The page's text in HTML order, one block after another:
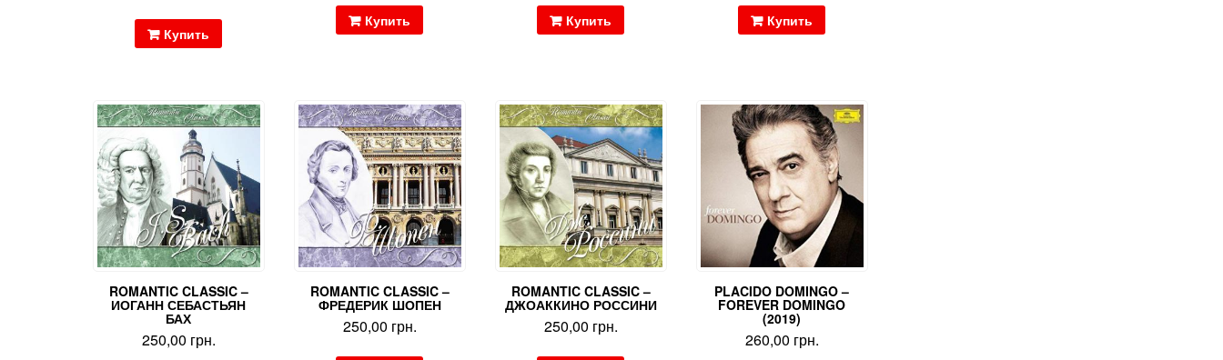
Купить
Купить Купить Купить
ROMANTIC CLASSIC –
ИОГАНН СЕБАСТЬЯН
БАХ
250,00 грн.
ROMANTIC CLASSIC –
ФРЕДЕРИК ШОПЕН
250,00 грн.
ROMANTIC CLASSIC –
ДЖОАККИНО РОССИНИ
250,00 грн.
PLACIDO DOMINGO –
FOREVER DOMINGO
(2019)
260,00 грн.